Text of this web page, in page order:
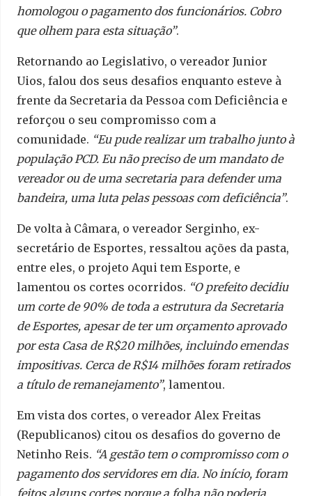
homologou o pagamento dos funcionários. Cobro
que olhem para esta situação”.
Retornando ao Legislativo, o vereador Junior
Uios, falou dos seus desafios enquanto esteve à
frente da Secretaria da Pessoa com Deficiência e
reforçou o seu compromisso com a
comunidade. “Eu pude realizar um trabalho junto à
população PCD. Eu não preciso de um mandato de
vereador ou de uma secretaria para defender uma
bandeira, uma luta pelas pessoas com deficiência”.
De volta à Câmara, o vereador Serginho, ex-
secretário de Esportes, ressaltou ações da pasta,
entre eles, o projeto Aqui tem Esporte, e
lamentou os cortes ocorridos. “O prefeito decidiu
um corte de 90% de toda a estrutura da Secretaria
de Esportes, apesar de ter um orçamento aprovado
por esta Casa de R$20 milhões, incluindo emendas
impositivas. Cerca de R$14 milhões foram retirados
a título de remanejamento”, lamentou.
Em vista dos cortes, o vereador Alex Freitas
(Republicanos) citou os desafios do governo de
Netinho Reis. “A gestão tem o compromisso com o
pagamento dos servidores em dia. No início, foram